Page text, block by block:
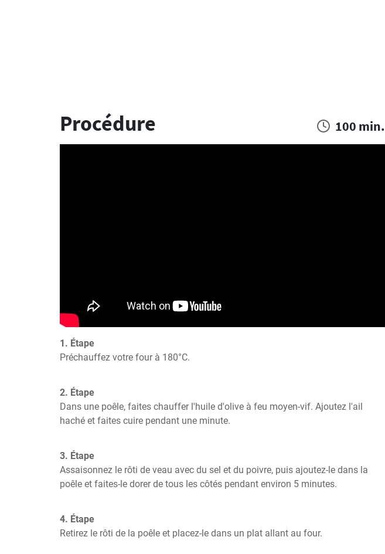
Procédure 100 min.
1. Étape
Préchauffez votre four à 180°C.
2. Étape
Dans une poêle, faites chauffer l'huile d'olive à feu moyen-vif. Ajoutez l'ail
haché et faites cuire pendant une minute.
3. Étape
Assaisonnez le rôti de veau avec du sel et du poivre, puis ajoutez-le dans la
poêle et faites-le dorer de tous les côtés pendant environ 5 minutes.
4. Étape
Retirez le rôti de la poêle et placez-le dans un plat allant au four.